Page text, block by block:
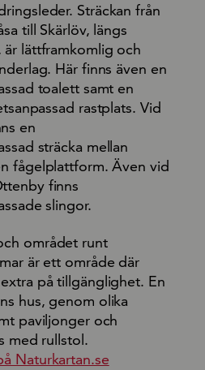
Sträckan från
till Skärlöv, längs
lättframkomlig och
Här finns även en
toalett samt en
rastplats. Vid
en
sträcka mellan
fågelplattform. Även vid
finns
slingor.
området runt
är ett område där
på tillgänglighet. En
hus, genom olika
paviljonger och
med rullstol.
Naturkartan.se